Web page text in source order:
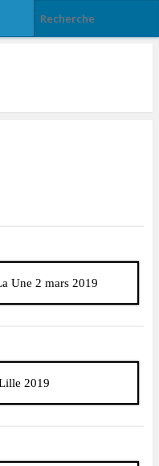
Une 2 mars 2019
2019